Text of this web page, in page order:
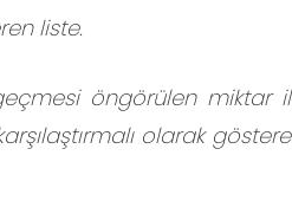
liste.
öngörülen miktar
olarak